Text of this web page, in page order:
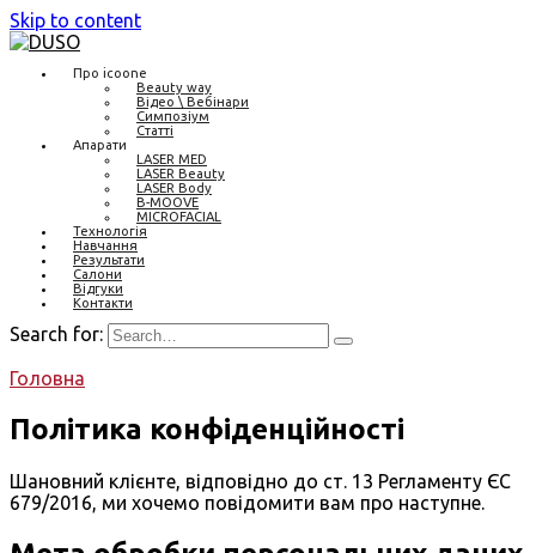
Skip to content
Про icoone
Beauty way
Відео \ Вебінари
Симпозіум
Статті
Апарати
LASER MED
LASER Beauty
LASER Body
B-MOOVE
MICROFACIAL
Технологія
Навчання
Результати
Салони
Відгуки
Контакти
Search for:
Головна
Політика конфіденційності
Шановний клієнте, відповідно до ст. 13 Регламенту ЄС
679/2016, ми хочемо повідомити вам про наступне.